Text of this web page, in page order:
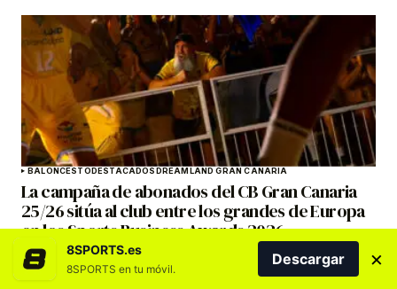
BALONCESTODESTACADOSDREAMLAND GRAN CANARIA
La campaña de abonados del CB Gran Canaria
25/26 sitúa al club entre los grandes de Europa
en los Sports Business Awards 2026
8SPORTS.es
8SPORTS en tu móvil.
Descargar ×